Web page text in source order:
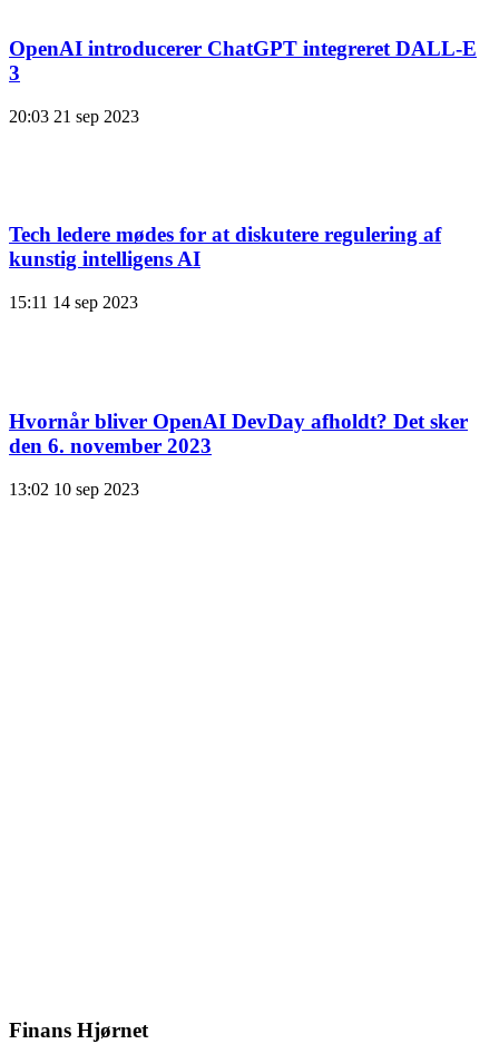
OpenAI introducerer ChatGPT integreret DALL-E
3
20:03 21 sep 2023
Tech ledere mødes for at diskutere regulering af
kunstig intelligens AI
15:11 14 sep 2023
Hvornår bliver OpenAI DevDay afholdt? Det sker
den 6. november 2023
13:02 10 sep 2023
Finans Hjørnet